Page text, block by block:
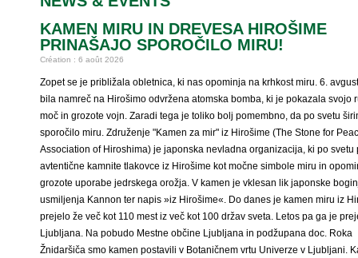
KAMEN MIRU IN DREVESA HIROŠIME
PRINAŠAJO SPOROČILO MIRU!
Création : 6 août 2026
Zopet se je približala obletnica, ki nas opominja na krhkost miru. 6.
bila namreč na Hirošimo odvržena atomska bomba, ki je pokazala svojo
moč in grozote vojn. Zaradi tega je toliko bolj pomembno, da po svetu
sporočilo miru. Združenje "Kamen za mir" iz Hirošime (The Stone for
Association of Hiroshima) je japonska nevladna organizacija, ki po svetu
avtentične kamnite tlakovce iz Hirošime kot močne simbole miru in
grozote uporabe jedrskega orožja. V kamen je vklesan lik japonske
usmiljenja Kannon ter napis »iz Hirošime«. Do danes je kamen miru iz
prejelo že več kot 110 mest iz več kot 100 držav sveta. Letos pa ga je
Ljubljana. Na pobudo Mestne občine Ljubljana in podžupana doc. Roka
Žnidaršiča smo kamen postavili v Botaničnem vrtu Univerze v Ljubljani.